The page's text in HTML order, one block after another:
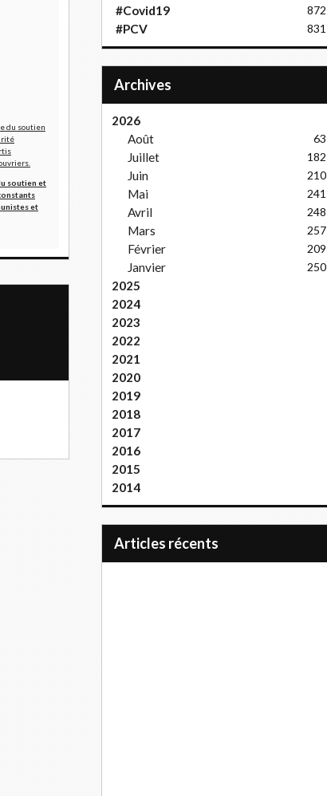
soutien et
et
#Covid19 872
#PCV 831
Archives
2026
Août
63
Juillet 182
Juin 210
Mai 241
Avril 248
Mars 257
Février 209
Janvier 250
2025
2024
2023
2022
2021
2020
2019
2018
2017
2016
2015
2014
articles récents